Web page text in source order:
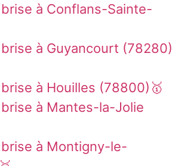
à Conflans-Sainte-
à Guyancourt (78280)
à Houilles (78800)🥇
à Mantes-la-Jolie
à Montigny-le-